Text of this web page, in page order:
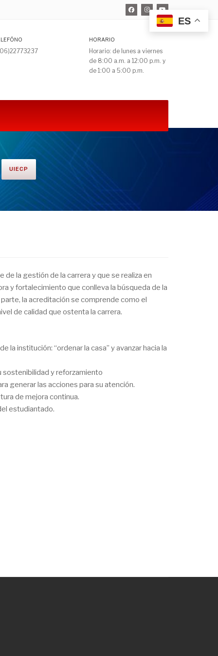
ES
HORARIO
Horario: de lunes a viernes
de 8:00 a.m. a 12:00 p.m. y
de 1:00 a 5:00 p.m.
UIECP
la gestión de la carrera y que se realiza en
y fortalecimiento que conlleva la búsqueda de la
la acreditación se comprende como el
de calidad que ostenta la carrera.
la institución: “ordenar la casa” y avanzar hacia la
sostenibilidad y reforzamiento
generar las acciones para su atención.
de mejora continua.
estudiantado.